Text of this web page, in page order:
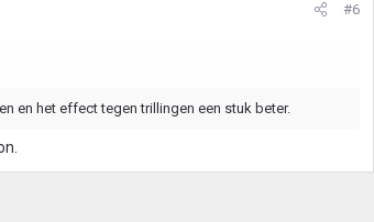
#6
en het effect tegen trillingen een stuk beter.